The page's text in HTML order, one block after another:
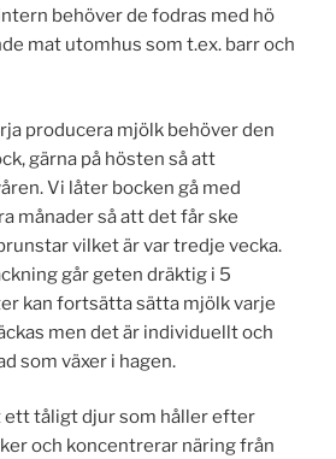
behöver de fodras med hö
mat utomhus som t.ex. barr och
producera mjölk behöver den
gärna på hösten så att
Vi låter bocken gå med
månader så att det får ske
vilket är var tredje vecka.
går geten dräktig i 5
kan fortsätta sätta mjölk varje
men det är individuellt och
som växer i hagen.
ett tåligt djur som håller efter
och koncentrerar näring från